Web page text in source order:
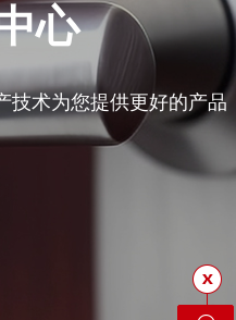
心
产技术为您提供更好的产品